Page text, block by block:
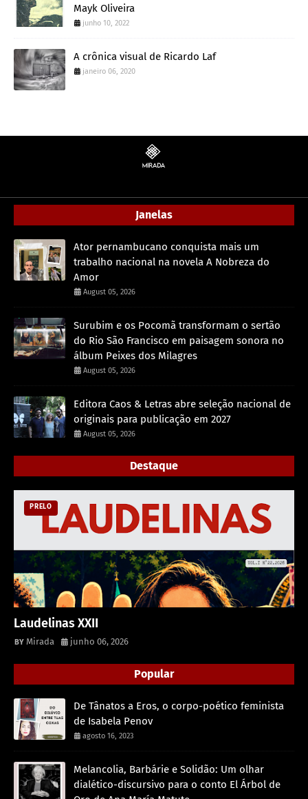
Mayk Oliveira
junho 10, 2022
A crônica visual de Ricardo Laf
janeiro 06, 2020
Janelas
Ator pernambucano conquista mais um
trabalho nacional na novela A Nobreza do
Amor
August 05, 2026
Surubim e os Pocomã transformam o sertão
do Rio São Francisco em paisagem sonora no
álbum Peixes dos Milagres
August 05, 2026
Editora Caos & Letras abre seleção nacional de
originais para publicação em 2027
August 05, 2026
Destaque
PRELO
Laudelinas XXII
Mirada junho 06, 2026
Popular
De Tânatos a Eros, o corpo-poético feminista
de Isabela Penov
agosto 16, 2023
Melancolia, Barbárie e Solidão: Um olhar
dialético-discursivo para o conto El Árbol de